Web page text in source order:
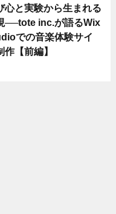
心と実験から生まれる
──tote inc.が語るWix
での音楽体験サイ
作【前編】